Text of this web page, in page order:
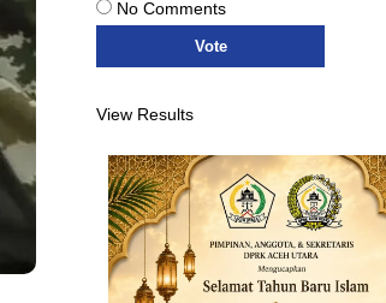
No Comments
View Results